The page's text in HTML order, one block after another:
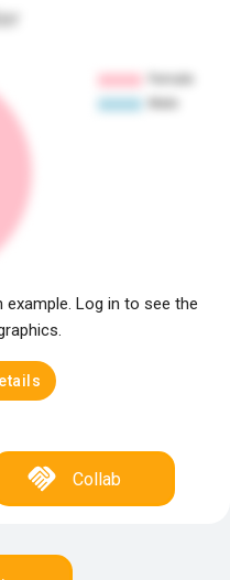
Log in to see the
Collab